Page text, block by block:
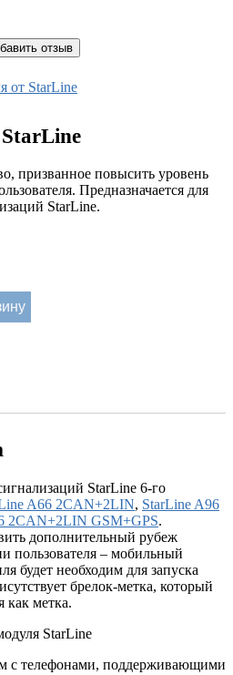
отзыв
призванное повысить уровень
Предназначается для
StarLine.
StarLine 6-го
A66 2CAN+2LIN, StarLine A96
2CAN+2LIN GSM+GPS.
дополнительный рубеж
пользователя – мобильный
будет необходим для запуска
брелок-метка, который
как метка.
с телефонами, поддерживающими